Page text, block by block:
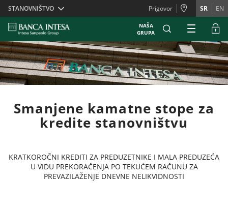
Skiplinks
STANOVNIŠTVO Prigovor SR EN
NAŠA
GRUPA
Smanjene kamatne stope za
kredite stanovništvu
KRATKOROČNI KREDITI ZA PREDUZETNIKE I MALA PREDUZEĆA
U VIDU PREKORAČENJA PO TEKUĆEM RAČUNU ZA
PREVAZILAŽENJE DNEVNE NELIKVIDNOSTI